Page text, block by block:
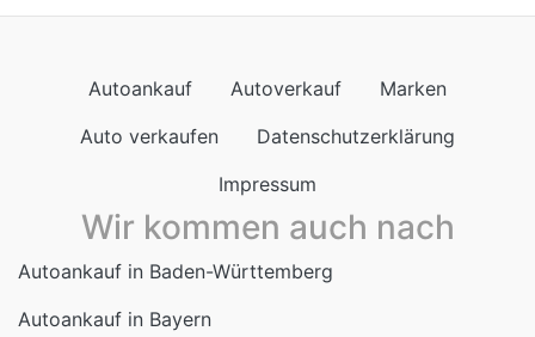
Autoankauf Autoverkauf
Marken
Auto verkaufen
Datenschutzerklärung
Impressum
Wir kommen auch nach
Autoankauf in Baden-Württemberg
Autoankauf in Bayern